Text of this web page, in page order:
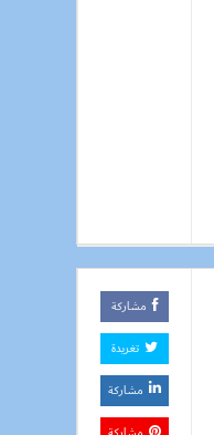
مشاركة
تغريدة
مشاركة